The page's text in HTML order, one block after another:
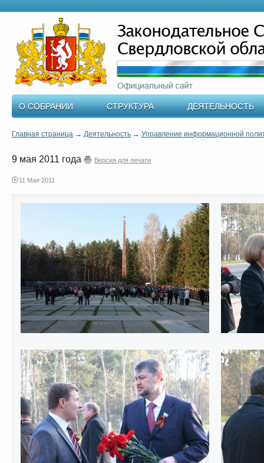
О СОБРАНИИ СТРУКТУРА ДЕЯТЕЛЬНОСТЬ
Главная страница → Деятельность → Управление информационной
9 мая 2011 года Версия для печати
11 Мая 2011